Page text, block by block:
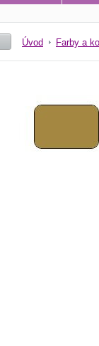
Úvod Farby a